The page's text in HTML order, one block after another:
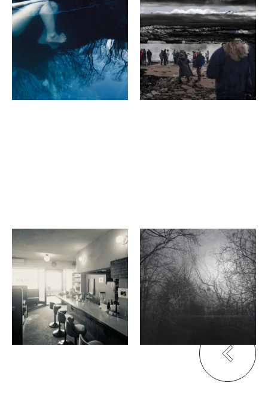
崎ちはる、中澤有基、ルシー
ル・レイボーズ、山神美琴、
山内浩
KYOTOGRAPHIE Team
Photographers’
Exhibition
TIME’S
地/図のあいだで
ザ・ノースフェイス・スタン
ダード 京都
石井正則
Hello/Goodbye -京都の喫
茶店-
小川珈琲 堺町錦店
平野淳子
ゲニウスロキ
カリモク コモンズ キョウ
ト